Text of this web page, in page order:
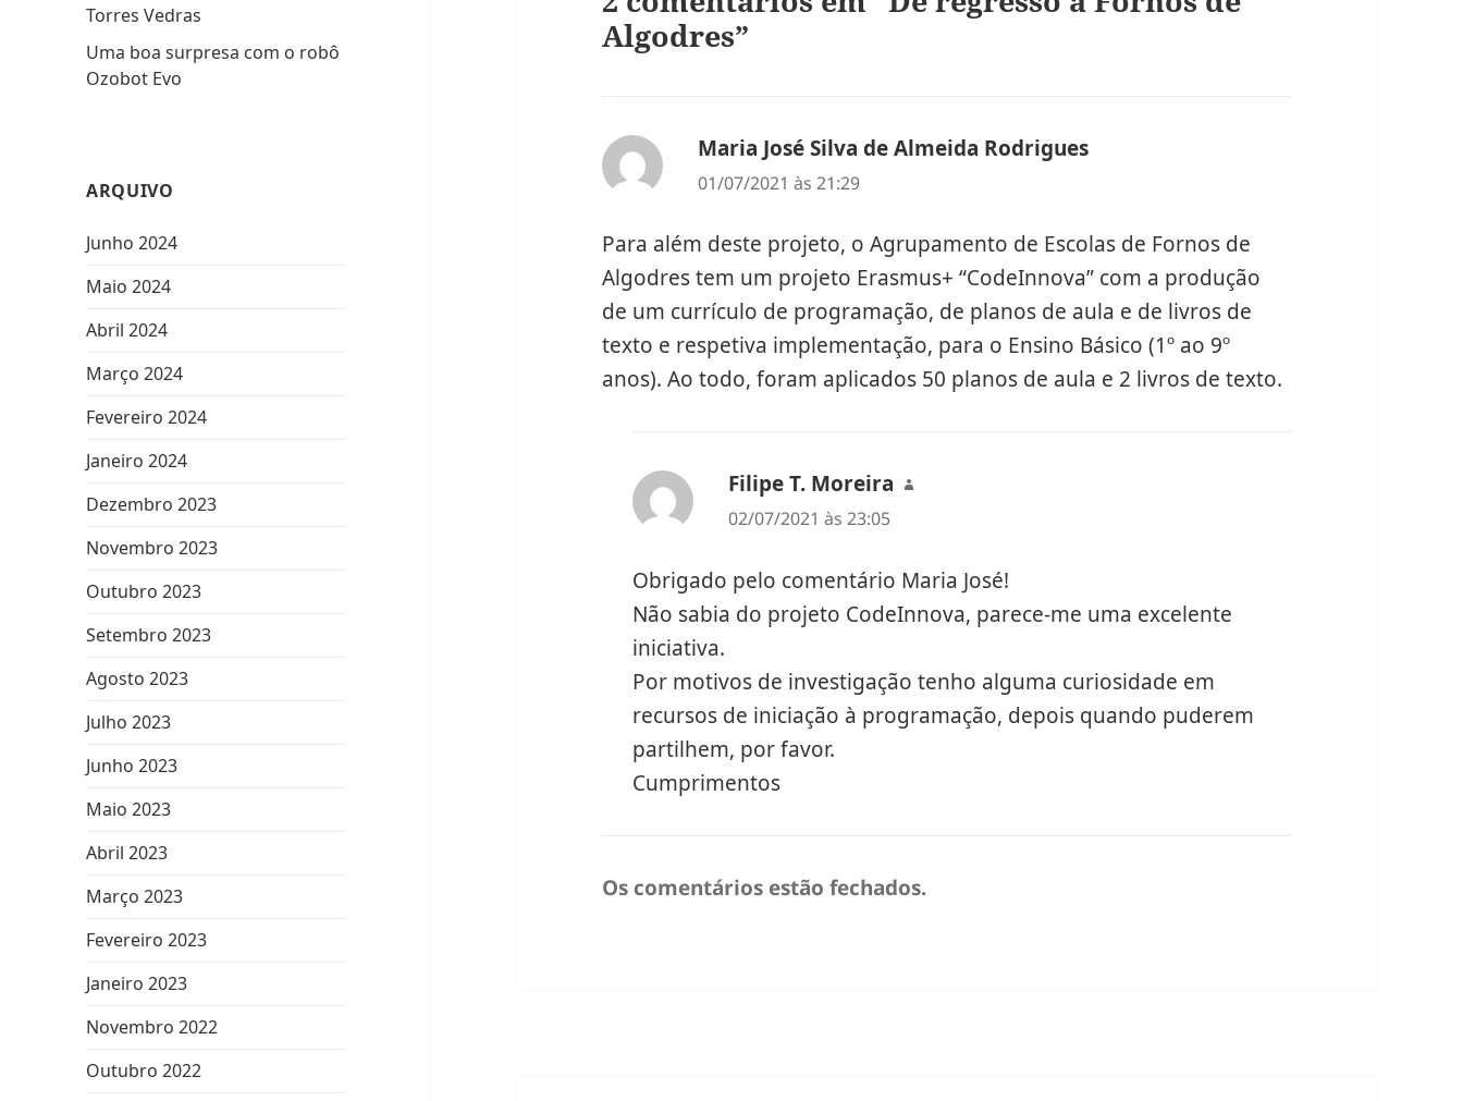
Torres Vedras
Uma boa surpresa com o robô
Ozobot Evo
ARQUIVO
Junho 2024
Maio 2024
Abril 2024
Março 2024
Fevereiro 2024
Janeiro 2024
Dezembro 2023
Novembro 2023
Outubro 2023
Setembro 2023
Agosto 2023
Julho 2023
Junho 2023
Maio 2023
Abril 2023
Março 2023
Fevereiro 2023
Janeiro 2023
Novembro 2022
Outubro 2022
Algodres”
Maria José Silva de Almeida Rodrigues
01/07/2021 às 21:29
Para além deste projeto, o Agrupamento de Escolas de Fornos de
Algodres tem um projeto Erasmus+ “CodeInnova” com a produção
de um currículo de programação, de planos de aula e de livros de
texto e respetiva implementação, para o Ensino Básico (1º ao 9º
anos). Ao todo, foram aplicados 50 planos de aula e 2 livros de texto.
Filipe T. Moreira diz:
02/07/2021 às 23:05
Obrigado pelo comentário Maria José!
Não sabia do projeto CodeInnova, parece-me uma excelente
iniciativa.
Por motivos de investigação tenho alguma curiosidade em
recursos de iniciação à programação, depois quando puderem
partilhem, por favor.
Cumprimentos
Os comentários estão fechados.